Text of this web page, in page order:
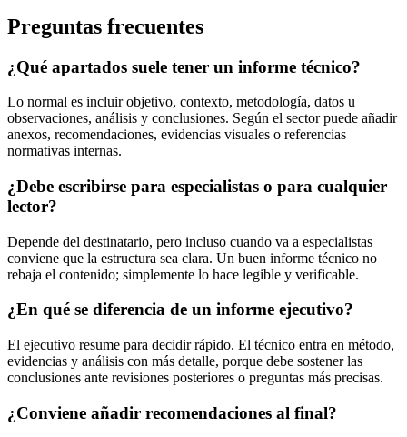
Preguntas frecuentes
¿Qué apartados suele tener un informe técnico?
Lo normal es incluir objetivo, contexto, metodología, datos u
observaciones, análisis y conclusiones. Según el sector puede añadir
anexos, recomendaciones, evidencias visuales o referencias
normativas internas.
¿Debe escribirse para especialistas o para cualquier
lector?
Depende del destinatario, pero incluso cuando va a especialistas
conviene que la estructura sea clara. Un buen informe técnico no
rebaja el contenido; simplemente lo hace legible y verificable.
¿En qué se diferencia de un informe ejecutivo?
El ejecutivo resume para decidir rápido. El técnico entra en método,
evidencias y análisis con más detalle, porque debe sostener las
conclusiones ante revisiones posteriores o preguntas más precisas.
¿Conviene añadir recomendaciones al final?